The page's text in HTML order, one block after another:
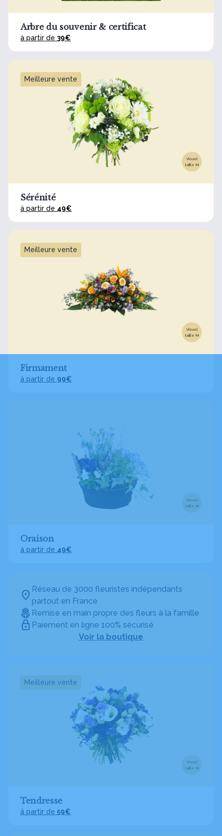
Réseau de 3000 fleuristes indépendants
partout en France
Remise en main propre des fleurs à la famille
Paiement en ligne 100% sécurisé
Voir la boutique
Arbre du souvenir & certificat
à partir de 39€
Meilleure vente
Visuel
taille M
Sérénité
à partir de 49€
Meilleure vente
Visuel
taille M
Firmament
à partir de 99€
Visuel
taille M
Oraison
à partir de 49€
Meilleure vente
Visuel
taille M
Tendresse
à partir de 59€